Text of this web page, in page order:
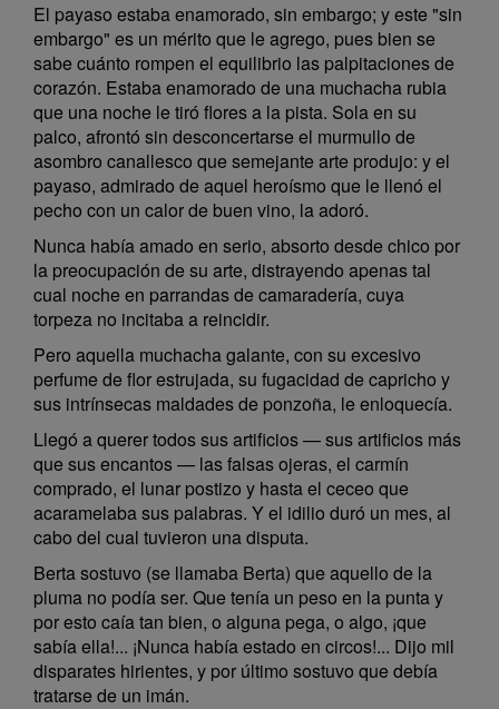
El payaso estaba enamorado, sin embargo; y este "sin
embargo" es un mérito que le agrego, pues bien se
sabe cuánto rompen el equilibrio las palpitaciones de
corazón. Estaba enamorado de una muchacha rubia
que una noche le tiró flores a la pista. Sola en su
palco, afrontó sin desconcertarse el murmullo de
asombro canallesco que semejante arte produjo: y el
payaso, admirado de aquel heroísmo que le llenó el
pecho con un calor de buen vino, la adoró.
Nunca había amado en serio, absorto desde chico por
la preocupación de su arte, distrayendo apenas tal
cual noche en parrandas de camaradería, cuya
torpeza no incitaba a reincidir.
Pero aquella muchacha galante, con su excesivo
perfume de flor estrujada, su fugacidad de capricho y
sus intrínsecas maldades de ponzoña, le enloquecía.
Llegó a querer todos sus artificios — sus artificios más
que sus encantos — las falsas ojeras, el carmín
comprado, el lunar postizo y hasta el ceceo que
acaramelaba sus palabras. Y el idilio duró un mes, al
cabo del cual tuvieron una disputa.
Berta sostuvo (se llamaba Berta) que aquello de la
pluma no podía ser. Que tenía un peso en la punta y
por esto caía tan bien, o alguna pega, o algo, ¡que
sabía ella!... ¡Nunca había estado en circos!... Dijo mil
disparates hirientes, y por último sostuvo que debía
tratarse de un imán.